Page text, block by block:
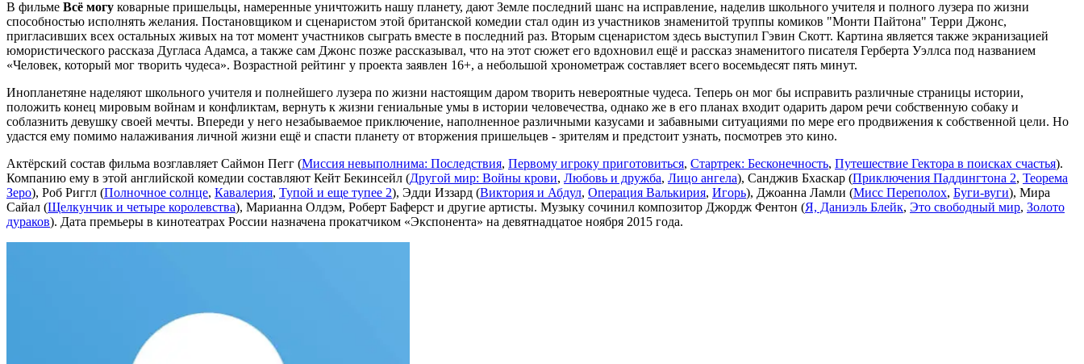
В фильме Всё могу коварные пришельцы, намеренные уничтожить нашу планету, дают Земле последний шанс на исправление, наделив школьного учителя и полного лузера по жизни
способностью исполнять желания. Постановщиком и сценаристом этой британской комедии стал один из участников знаменитой труппы комиков "Монти Пайтона" Терри Джонс,
пригласивших всех остальных живых на тот момент участников сыграть вместе в последний раз. Вторым сценаристом здесь выступил Гэвин Скотт. Картина является также экранизацией
юмористического рассказа Дугласа Адамса, а также сам Джонс позже рассказывал, что на этот сюжет его вдохновил ещё и рассказ знаменитого писателя Герберта Уэллса под названием
«Человек, который мог творить чудеса». Возрастной рейтинг у проекта заявлен 16+, а небольшой хронометраж составляет всего восемьдесят пять минут.
Инопланетяне наделяют школьного учителя и полнейшего лузера по жизни настоящим даром творить невероятные чудеса. Теперь он мог бы исправить различные страницы истории,
положить конец мировым войнам и конфликтам, вернуть к жизни гениальные умы в истории человечества, однако же в его планах входит одарить даром речи собственную собаку и
соблазнить девушку своей мечты. Впереди у него незабываемое приключение, наполненное различными казусами и забавными ситуациями по мере его продвижения к собственной цели. Но
удастся ему помимо налаживания личной жизни ещё и спасти планету от вторжения пришельцев - зрителям и предстоит узнать, посмотрев это кино.
Актёрский состав фильма возглавляет Саймон Пегг (Миссия невыполнима: Последствия, Первому игроку приготовиться, Стартрек: Бесконечность, Путешествие Гектора в поисках счастья).
Компанию ему в этой английской комедии составляют Кейт Бекинсейл (Другой мир: Войны крови, Любовь и дружба, Лицо ангела), Санджив Бхаскар (Приключения Паддингтона 2, Теорема
Зеро), Роб Риггл (Полночное солнце, Кавалерия, Тупой и еще тупее 2), Эдди Иззард (Виктория и Абдул, Операция Валькирия, Игорь), Джоанна Ламли (Мисс Переполох, Буги-вуги), Мира
Сайал (Щелкунчик и четыре королевства), Марианна Олдэм, Роберт Баферст и другие артисты. Музыку сочинил композитор Джордж Фентон (Я, Даниэль Блейк, Это свободный мир, Золото
дураков). Дата премьеры в кинотеатрах России назначена прокатчиком «Экспонента» на девятнадцатое ноября 2015 года.